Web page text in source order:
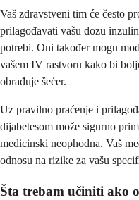
Vaš zdravstveni tim će često
prilagođavati vašu dozu
potrebi. Oni također mogu
vašem IV rastvoru kako bi
obrađuje šećer.
Uz pravilno praćenje i
dijabetesom može sigurno
medicinski neophodna. Vaš
odnosu na rizike za vašu
Šta trebam učiniti ako